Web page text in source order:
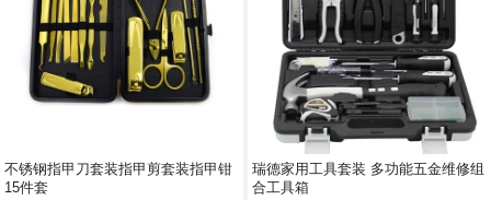
不锈钢指甲刀套装指甲剪套装指甲钳
15件套
瑞德家用工具套装 多功能五金维修组
合工具箱